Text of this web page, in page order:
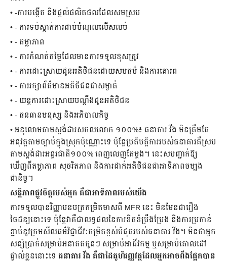
• -ការបង្កើត និងផ្តល់ផលិតផលដែលសមស្រប
• - ការទប់ស្កាត់ការជាប់បំណុលលើសលប់
• - តម្លាភាព
• - ការកំណត់តម្លៃដែលមានការទទួលខុសត្រូវ
• - ការដោះស្រាយជូនអតិថិជនដោយសមធម៌ និងការគោរព
• - ការរក្សាព័ត៌មានអតិថិជនជាសម្ងាត់
• - យន្តការដោះស្រាយបណ្តឹងជូនអតិថិជន
• - ធនធានមនុស្ស និងអភិបាលកិច្ច
• អនុលោមតាមស្តង់ដារសកលលោក ១០០%៖ ធនាគារ វីង មិនត្រឹមតែ
អនុវត្តតាមច្បាប់ក្នុងស្រុកប៉ុណ្ណោះទេ ប៉ុន្តែប្រតិបត្តិការរបស់ធនាគារគឺស្រប
តាមស្តង់ដារអន្តរជាតិ១០០% ពេញលេញតែម្តង។ នេះសបញ្ជាក់ឱ្យ
ឃើញពីតម្លាភាព សុចរិតភាព និងការដាក់អតិថិជនជាអាទិភាពចម្បង
ជានិច្ច។
សន្តិភាពផ្លូវចិត្តរបស់អ្នក គឺជាអាទិភាពរបស់យើង
ការទទួលបានវិញ្ញាបនបត្រកម្រិតមាសពី MFR នេះ មិនមែនជារឿង
ចៃដន្យនោះទេ ប៉ុន្តែវាគឺជាលទ្ធផលនៃការខិតខំប្រឹងប្រែង និងការប្រកាន់
ខ្ជាប់នូវក្រមសីលធម៌វិជ្ជាជីវៈកម្រិតខ្ពស់បំផុតរបស់ធនាគារ វីង។ មិនថាអ្នក
សន្សំប្រាក់សម្រាប់អនាគតកូនៗ សម្រាប់អាជីវកម្ម ឬសម្រាប់គោលដៅ
ផ្ទាល់ខ្លួននោះទេ ធនាគារ វីង គឺជាដៃគូហិរញ្ញវត្ថុដែលអ្នកអាចពឹងផ្អែកបាន